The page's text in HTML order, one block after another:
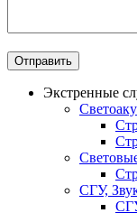
Экстренные
СГУ,